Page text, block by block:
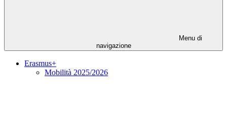
Menu di
navigazione
Erasmus+
Mobilità 2025/2026